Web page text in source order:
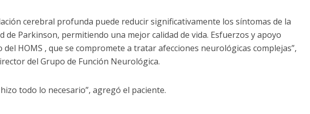
cerebral profunda puede reducir significativamente los síntomas de la
de Parkinson, permitiendo una mejor calidad de vida. Esfuerzos y apoyo
del HOMS , que se compromete a tratar afecciones neurológicas complejas”,
del Grupo de Función Neurológica.
todo lo necesario”, agregó el paciente.